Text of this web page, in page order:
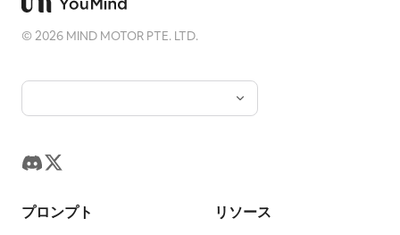
©2026 MIND MOTOR PTE. LTD.
プロンプト リソース